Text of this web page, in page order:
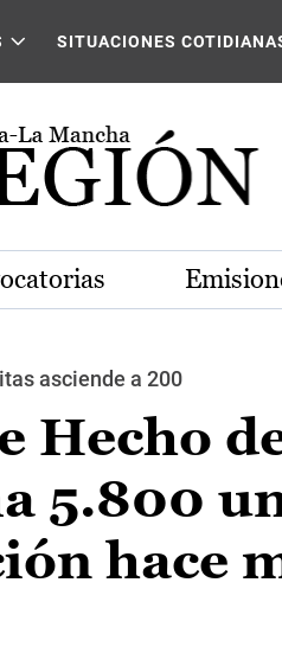
SITUACIONES
asciende a 200
Hecho
5.800
hace